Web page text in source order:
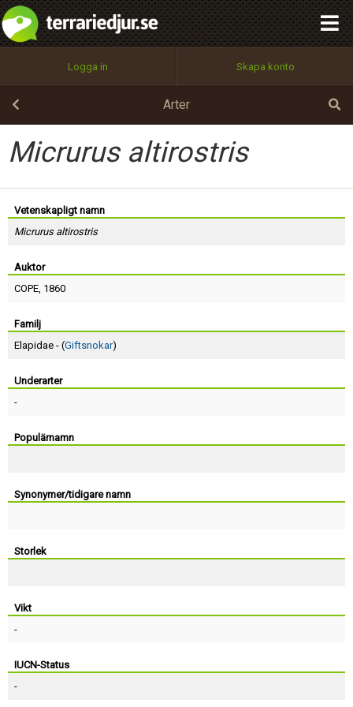
Logga in Skapa konto
Arter
Micrurus altirostris
Vetenskapligt namn
Micrurus altirostris
Auktor
COPE, 1860
Familj
Elapidae - (Giftsnokar)
Underarter
-
Populärnamn
Synonymer/tidigare namn
Storlek
Vikt
-
IUCN-Status
-
Utför
100%
OK
integritetspolicy
Namn:
Epost:
Lösenord:
Terms of Service
Begär nytt lösenord
Tillbaka till förstasidan